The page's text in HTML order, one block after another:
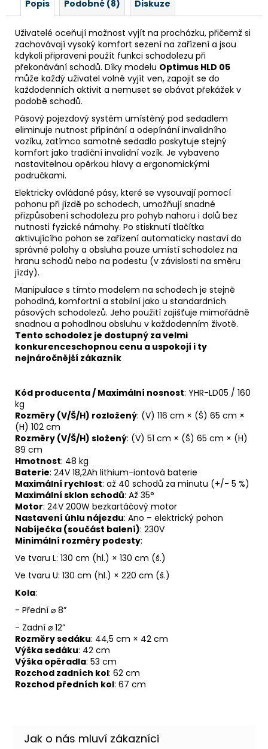
Popis Podobné (8) Diskuze
Uživatelé oceňují možnost vyjít na procházku, přičemž si
zachovávají vysoký komfort sezení na zařízení a jsou
kdykoli připraveni použít funkci schodolezu při
překonávání schodů. Díky modelu Optimus HLD 05
může každý uživatel volně vyjít ven, zapojit se do
každodenních aktivit a nemuset se obávat překážek v
podobě schodů.
Pásový pojezdový systém umístěný pod sedadlem
eliminuje nutnost připínání a odepínání invalidního
vozíku, zatímco samotné sedadlo poskytuje stejný
komfort jako tradiční invalidní vozík. Je vybaveno
nastavitelnou opěrkou hlavy a ergonomickými
područkami.
Elektricky ovládané pásy, které se vysouvají pomocí
pohonu při jízdě po schodech, umožňují snadné
přizpůsobení schodolezu pro pohyb nahoru i dolů bez
nutnosti fyzické námahy. Po stisknutí tlačítka
aktivujícího pohon se zařízení automaticky nastaví do
správné polohy a obsluha pouze umístí schodolez na
hranu schodů nebo na podestu (v závislosti na směru
jízdy).
Manipulace s tímto modelem na schodech je stejně
pohodlná, komfortní a stabilní jako u standardních
pásových schodolezů. Jeho použití zajišťuje mimořádně
snadnou a pohodlnou obsluhu v každodenním životě.
Tento schodolez je dostupný za velmi
konkurenceschopnou cenu a uspokojí i ty
nejnáročnější zákazník
Kód producenta / Maximální nosnost: YHR-LD05 / 160
kg
Rozměry (V/Š/H) rozložený: (V) 116 cm × (Š) 65 cm ×
(H) 102 cm
Rozměry (V/Š/H) složený: (V) 51 cm × (Š) 65 cm × (H)
89 cm
Hmotnost: 48 kg
Baterie: 24V 18,2Ah lithium-iontová baterie
Maximální rychlost: až 40 schodů za minutu (+/- 5 %)
Maximální sklon schodů: Až 35°
Motor: 24V 200W bezkartáčový motor
Nastavení úhlu nájezdu: Ano – elektrický pohon
Nabíječka (součást balení): 230V
Minimální rozměry podesty:
Ve tvaru L: 130 cm (hl.) × 130 cm (š.)
Ve tvaru U: 130 cm (hl.) × 220 cm (š.)
Kola:
- Přední ⌀ 8”
- Zadní ⌀ 12”
Rozměry sedáku: 44,5 cm × 42 cm
Výška sedáku: 42 cm
Výška opěradla: 53 cm
Rozchod zadních kol: 62 cm
Rozchod předních kol: 67 cm